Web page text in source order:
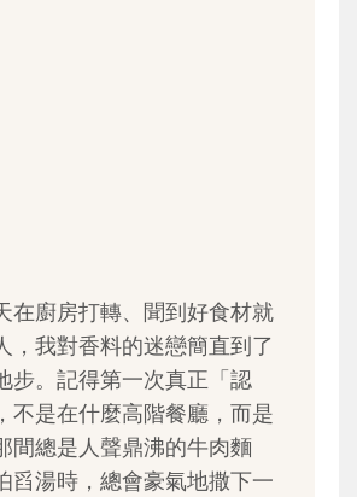
在廚房打轉、聞到好食材就
，我對香料的迷戀簡直到了
步。記得第一次真正「認
不是在什麼高階餐廳，而是
間總是人聲鼎沸的牛肉麵
舀湯時，總會豪氣地撒下一